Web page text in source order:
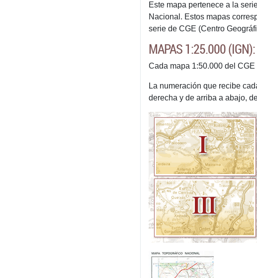
Este mapa pertenece a la
Nacional. Estos mapas
serie de CGE (Centro
MAPAS 1:25.000 (IGN):
Cada mapa 1:50.000 del
La numeración que recibe
derecha y de arriba a abajo,